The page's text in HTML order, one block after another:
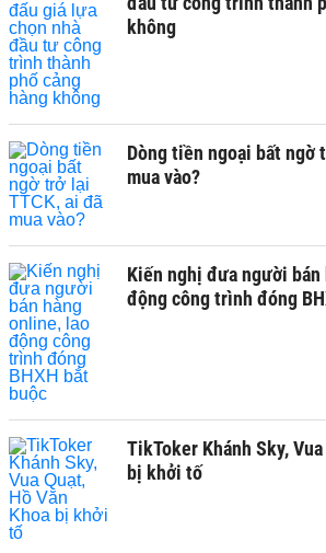
không
Dòng tiền ngoại bất ngờ
mua vào?
Kiến nghị đưa người
động công trình đóng
TikToker Khánh Sky,
bị khởi tố